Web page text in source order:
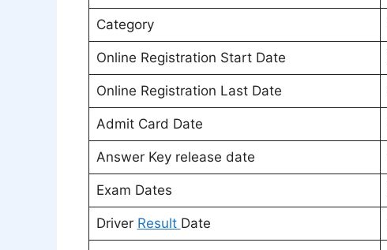
Category
Online Registration Start Date
Online Registration Last Date
Admit Card Date
Answer Key release date
Exam Dates
Driver Result Date